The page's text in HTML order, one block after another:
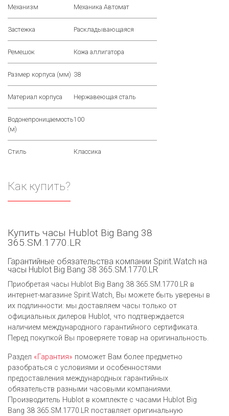
Механизм Механика Автомат
Застежка Раскладывающаяся
Ремешок Кожа аллигатора
Размер корпуса (мм) 38
Материал корпуса Нержавеющая сталь
Водонепроницаемость
(м)
100
Стиль Классика
Как купить?
Купить часы Hublot Big Bang 38
365.SM.1770.LR
Гарантийные обязательства компании Spirit.Watch на
часы Hublot Big Bang 38 365.SM.1770.LR
Приобретая часы Hublot Big Bang 38 365.SM.1770.LR в
интернет-магазине Spirit.Watch, Вы можете быть уверены в
их подлинности: мы доставляем часы только от
официальных дилеров Hublot, что подтверждается
наличием международного гарантийного сертификата.
Перед покупкой Вы проверяете товар на оригинальность.
Раздел «Гарантия» поможет Вам более предметно
разобраться с условиями и особенностями
предоставления международных гарантийных
обязательств разными часовыми компаниями.
Производитель Hublot в комплекте с часами Hublot Big
Bang 38 365.SM.1770.LR поставляет оригинальную